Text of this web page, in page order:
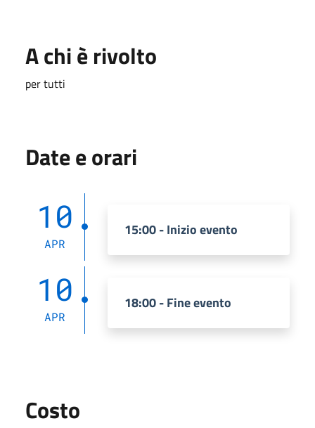
A chi è rivolto
per tutti
Date e orari
10
APR
15:00 - Inizio evento
10
APR
18:00 - Fine evento
Costo